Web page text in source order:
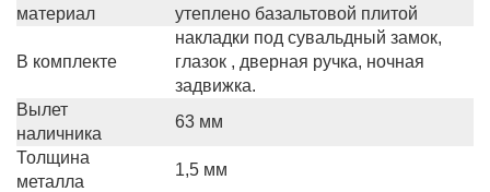
материал
утеплено базальтовой плитой
В комплекте
накладки под сувальдный замок,
глазок , дверная ручка, ночная
задвижка.
Вылет
наличника
63 мм
Толщина
металла
1,5 мм